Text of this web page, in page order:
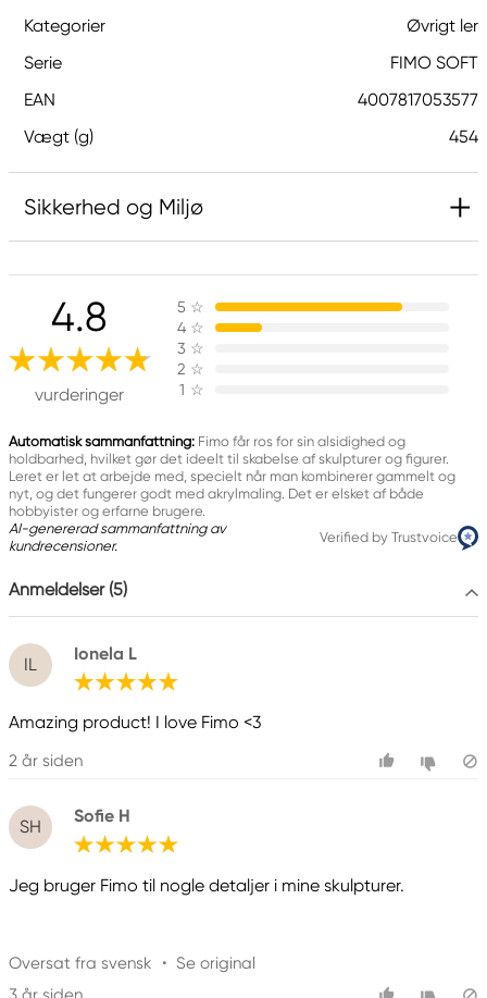
Kategorier
Øvrigt ler
Serie
FIMO SOFT
EAN
4007817053577
Vægt (g)
454
Sikkerhed og Miljø
Ansvarlig EU
FIMO
STEADTLER Mars BMbH & CO. KG
MOOSAECKERstr. 3
90427 Nuernberg, Germany
+49(0)9911
4.8
vurderinger
5 ☆
4 ☆
3 ☆
2 ☆
1 ☆
Automatisk sammanfattning: Fimo får ros for sin alsidighed og
holdbarhed, hvilket gør det ideelt til skabelse af skulpturer og figurer.
Leret er let at arbejde med, specielt når man kombinerer gammelt og
nyt, og det fungerer godt med akrylmaling. Det er elsket af både
hobbyister og erfarne brugere.
AI-genererad sammanfattning av
kundrecensioner.
Verified by Trustvoice
Anmeldelser (5)
IL
Ionela L
Amazing product! I love Fimo <3
2 år siden
SH
Sofie H
Jeg bruger Fimo til nogle detaljer i mine skulpturer.
Oversat fra svensk • Se original